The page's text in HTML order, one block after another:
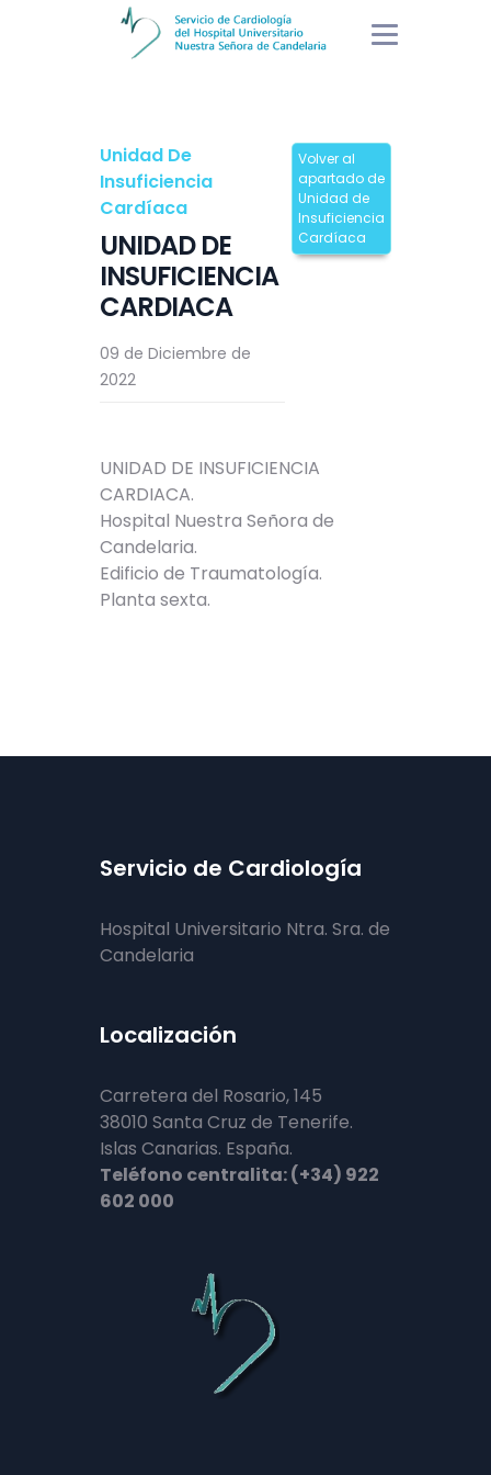
Unidad De
Insuficiencia
Cardíaca
UNIDAD DE
INSUFICIENCIA
CARDIACA
09 de Diciembre de
2022
Volver al
apartado de
Unidad de
Insuficiencia
Cardíaca
UNIDAD DE INSUFICIENCIA
CARDIACA.
Hospital Nuestra Señora de
Candelaria.
Edificio de Traumatología.
Planta sexta.
Servicio de Cardiología
Hospital Universitario Ntra. Sra. de
Candelaria
Localización
Carretera del Rosario, 145
38010 Santa Cruz de Tenerife.
Islas Canarias. España.
Teléfono centralita: (+34) 922
602 000